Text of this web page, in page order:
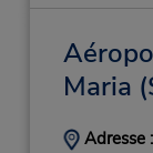
Maria
Adresse :